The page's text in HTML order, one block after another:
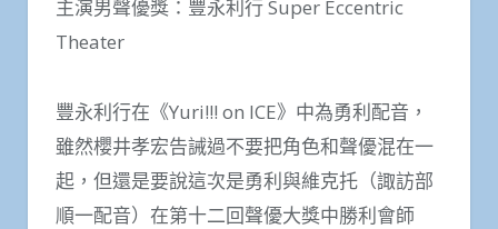
主演男聲優獎：豐永利行 Super Eccentric
Theater
豐永利行在《Yuri!!! on ICE》中為勇利配音，
雖然櫻井孝宏告誡過不要把角色和聲優混在一
起，但還是要說這次是勇利與維克托（諏訪部
順一配音）在第十二回聲優大獎中勝利會師